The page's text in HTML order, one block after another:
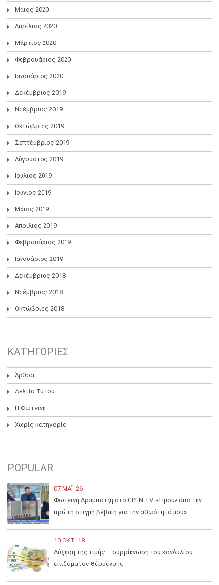
Μάιος 2020
Απρίλιος 2020
Μάρτιος 2020
Φεβρουάριος 2020
Ιανουάριος 2020
Δεκέμβριος 2019
Νοέμβριος 2019
Οκτώβριος 2019
Σεπτέμβριος 2019
Αύγουστος 2019
Ιούλιος 2019
Ιούνιος 2019
Μάιος 2019
Απρίλιος 2019
Φεβρουάριος 2019
Ιανουάριος 2019
Δεκέμβριος 2018
Νοέμβριος 2018
Οκτώβριος 2018
KΑΤΗΓΟΡΊΕΣ
Άρθρα
Δελτία Τύπου
Η Φωτεινή
Χωρίς κατηγορία
POPULAR
07 ΜΑΪ́ '26
Φωτεινή Αραμπατζή στο OPEN TV: «Ήμουν από την
πρώτη στιγμή βέβαιη για την αθωότητά μου»
10 ΟΚΤ '18
Αύξηση της τιμής – συρρίκνωση του κονδυλίου
επιδόματος θέρμανσης